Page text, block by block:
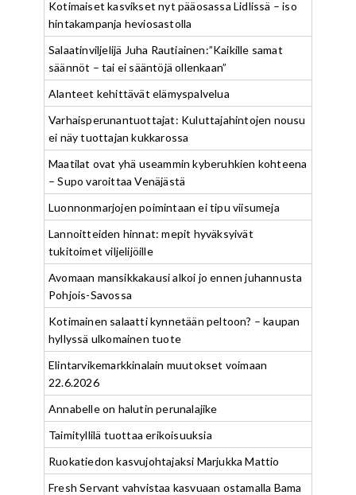
Kotimaiset kasvikset nyt pääosassa Lidlissä – iso
hintakampanja heviosastolla
Salaatinviljelijä Juha Rautiainen:”Kaikille samat
säännöt – tai ei sääntöjä ollenkaan”
Alanteet kehittävät elämyspalvelua
Varhaisperunantuottajat: Kuluttajahintojen nousu
ei näy tuottajan kukkarossa
Maatilat ovat yhä useammin kyberuhkien kohteena
– Supo varoittaa Venäjästä
Luonnonmarjojen poimintaan ei tipu viisumeja
Lannoitteiden hinnat: mepit hyväksyivät
tukitoimet viljelijöille
Avomaan mansikkakausi alkoi jo ennen juhannusta
Pohjois-Savossa
Kotimainen salaatti kynnetään peltoon? – kaupan
hyllyssä ulkomainen tuote
Elintarvikemarkkinalain muutokset voimaan
22.6.2026
Annabelle on halutin perunalajike
Taimityllilä tuottaa erikoisuuksia
Ruokatiedon kasvujohtajaksi Marjukka Mattio
Fresh Servant vahvistaa kasvuaan ostamalla Bama